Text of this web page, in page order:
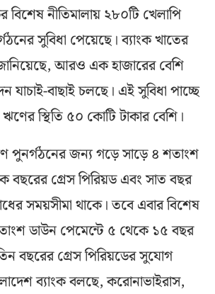
বিশেষ নীতিমালায় ২৮০টি খেলাপি
সুবিধা পেয়েছে। ব্যাংক খাতের
জানিয়েছে, আরও এক হাজারের বেশি
যাচাই-বাছাই চলছে। এই সুবিধা পাচ্ছে
ঋণের স্থিতি ৫০ কোটি টাকার বেশি।
পুনর্গঠনের জন্য গড়ে সাড়ে ৪ শতাংশ
বছরের গ্রেস পিরিয়ড এবং সাত বছর
সময়সীমা থাকে। তবে এবার বিশেষ
ডাউন পেমেন্টে ৫ থেকে ১৫ বছর
বছরের গ্রেস পিরিয়ডের সুযোগ
ব্যাংক বলছে, করোনাভাইরাস,